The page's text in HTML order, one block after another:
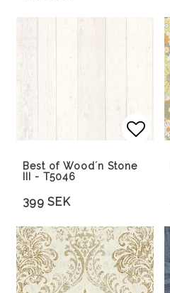
Best of Wood´n Stone
III - T5046
399 SEK